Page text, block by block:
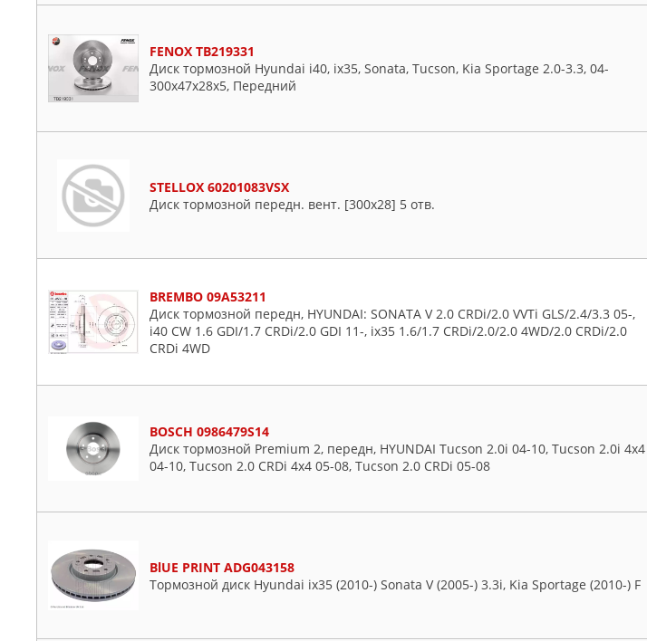
FENOX TB219331
Диск тормозной Hyundai i40, ix35, Sonata, Tucson, Kia Sportage 2.0-3.3, 04-
300x47x28x5, Передний
STELLOX 60201083VSX
Диск тормозной передн. вент. [300x28] 5 отв.
BREMBO 09A53211
Диск тормозной передн, HYUNDAI: SONATA V 2.0 CRDi/2.0 VVTi GLS/2.4/3.3 05-,
i40 CW 1.6 GDI/1.7 CRDi/2.0 GDI 11-, ix35 1.6/1.7 CRDi/2.0/2.0 4WD/2.0 CRDi/2.0
CRDi 4WD
BOSCH 0986479S14
Диск тормозной Premium 2, передн, HYUNDAI Tucson 2.0i 04-10, Tucson 2.0i 4x4
04-10, Tucson 2.0 CRDi 4x4 05-08, Tucson 2.0 CRDi 05-08
BlUE PRINT ADG043158
Тормозной диск Hyundai ix35 (2010-) Sonata V (2005-) 3.3i, Kia Sportage (2010-) F